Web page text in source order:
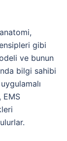
gibi
ve bunun
bilgi sahibi
EMS